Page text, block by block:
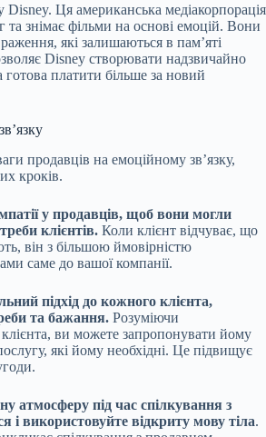
Disney. Ця американська медіакорпорація
та знімає фільми на основі емоцій. Вони
які залишаються в памʼяті
Disney створювати надзвичайно
готова платити більше за новий
продавців на емоційному зв’язку,
кроків.
у продавців, щоб вони могли
клієнтів. Коли клієнт відчуває, що
він з більшою ймовірністю
саме до вашої компанії.
підхід до кожного клієнта,
та бажання. Розуміючи
клієнта, ви можете запропонувати йому
які йому необхідні. Це підвищує
атмосферу під час спілкування з
і використовуйте відкриту мову тіла.